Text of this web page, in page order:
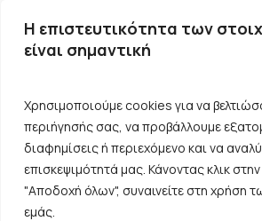
Η επιστευτικότητα των
είναι σημαντική
Χρησιμοποιούμε cookies για να
περιήγησής σας, να προβάλλουμε
διαφημίσεις ή περιεχόμενο και να
επισκεψιμότητά μας. Κάνοντας κλικ
"Αποδοχή όλων", συναινείτε στη χρήση
εμάς.
Categories
Ερευνητικό έργο
Τα νέα του Ιατρού